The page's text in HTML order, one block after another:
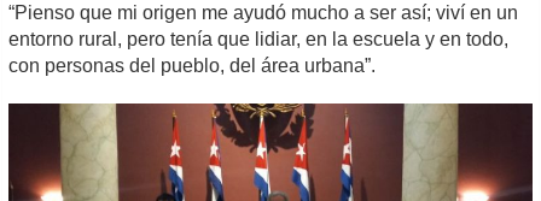
“Pienso que mi origen me ayudó mucho a ser así; viví en un
entorno rural, pero tenía que lidiar, en la escuela y en todo,
con personas del pueblo, del área urbana”.